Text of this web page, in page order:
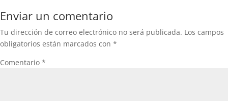
Enviar un comentario
Tu dirección de correo electrónico no será publicada. Los campos
obligatorios están marcados con *
Comentario *